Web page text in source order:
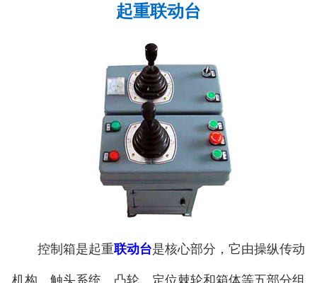
起重联动台
控制箱是起重联动台是核心部分，它由操纵传动
机构、触头系统、凸轮、定位棘轮和箱体等五部分组